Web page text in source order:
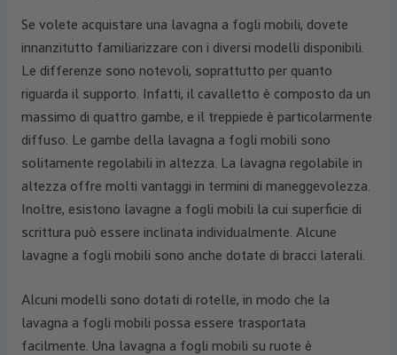
Se volete acquistare una lavagna a fogli mobili, dovete
innanzitutto familiarizzare con i diversi modelli disponibili.
Le differenze sono notevoli, soprattutto per quanto
riguarda il supporto. Infatti, il cavalletto è composto da un
massimo di quattro gambe, e il treppiede è particolarmente
diffuso. Le gambe della lavagna a fogli mobili sono
solitamente regolabili in altezza. La lavagna regolabile in
altezza offre molti vantaggi in termini di maneggevolezza.
Inoltre, esistono lavagne a fogli mobili la cui superficie di
scrittura può essere inclinata individualmente. Alcune
lavagne a fogli mobili sono anche dotate di bracci laterali.
Alcuni modelli sono dotati di rotelle, in modo che la
lavagna a fogli mobili possa essere trasportata
facilmente. Una lavagna a fogli mobili su ruote è